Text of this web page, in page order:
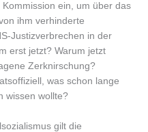
ein, um über das
ihm verhinderte
Justizverbrechen in der
erst jetzt? Warum jetzt
Zerknirschung?
was schon lange
wissen wollte?
gilt die